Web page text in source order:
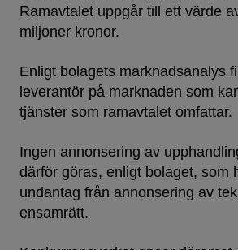
Ramavtalet uppgår till ett värde
miljoner kronor.
Enligt bolagets marknadsanalys
leverantör på marknaden som
tjänster som ramavtalet omfattar.
Ingen annonsering av
därför göras, enligt bolaget, som
undantag från annonsering av
ensamrätt.